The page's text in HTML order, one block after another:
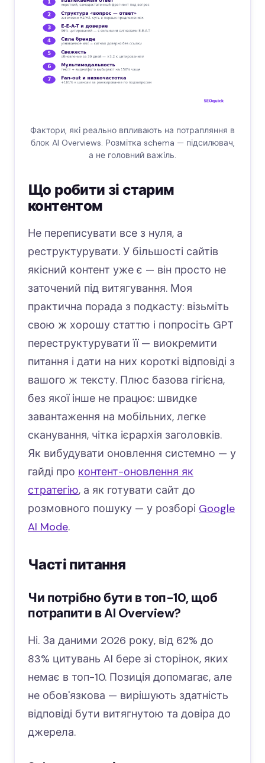
Фактори, які реально впливають на потрапляння в
блок AI Overviews. Розмітка schema — підсилювач,
а не головний важіль.
Що робити зі старим
контентом
Не переписувати все з нуля, а
реструктурувати. У більшості сайтів
якісний контент уже є — він просто не
заточений під витягування. Моя
практична порада з подкасту: візьміть
свою ж хорошу статтю і попросіть GPT
переструктурувати її — виокремити
питання і дати на них короткі відповіді з
вашого ж тексту. Плюс базова гігієна,
без якої інше не працює: швидке
завантаження на мобільних, легке
сканування, чітка ієрархія заголовків.
Як вибудувати оновлення системно — у
гайді про контент-оновлення як
стратегію, а як готувати сайт до
розмовного пошуку — у розборі Google
AI Mode.
Часті питання
Чи потрібно бути в топ-10, щоб
потрапити в AI Overview?
Ні. За даними 2026 року, від 62% до
83% цитувань AI бере зі сторінок, яких
немає в топ-10. Позиція допомагає, але
не обов'язкова — вирішують здатність
відповіді бути витягнутою та довіра до
джерела.